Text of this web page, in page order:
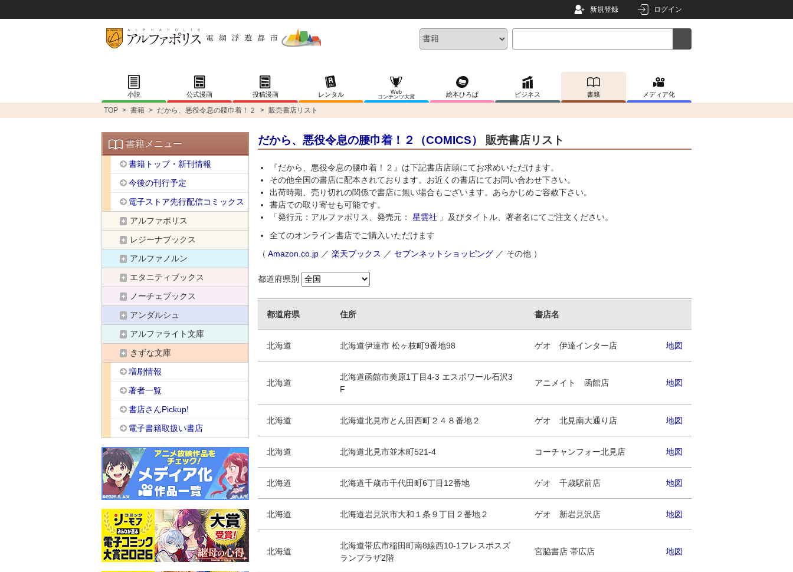
新規登録 ログイン
小説 公式漫画 投稿漫画 レンタル
Web
コンテンツ大賞
絵本ひろば ビジネス 書籍 メディア化
TOP > 書籍 > だから、悪役令息の腰巾着！２ > 販売書店リスト
だから、悪役令息の腰巾着！２（COMICS） 販売書店リスト
『だから、悪役令息の腰巾着！２』は下記書店店頭にてお求めいただけます。
その他全国の書店に配本されております。お近くの書店にてお問い合わせ下さい。
出荷時期、売り切れの関係で書店に無い場合もございます。あらかじめご容赦下さい。
書店での取り寄せも可能です。
「発行元：アルファポリス、発売元： 星雲社 」及びタイトル、著者名にてご注文ください。
全てのオンライン書店でご購入いただけます
（ Amazon.co.jp ／ 楽天ブックス ／ セブンネットショッピング ／ その他 ）
都道府県別
都道府県 住所 書店名
北海道 北海道伊達市 松ヶ枝町9番地98 ゲオ 伊達インター店 地図
北海道
北海道函館市美原1丁目4-3 エスポワール石沢3
F
アニメイト 函館店 地図
北海道 北海道北見市とん田西町２４８番地２ ゲオ 北見南大通り店 地図
北海道 北海道北見市並木町521-4 コーチャンフォー北見店 地図
北海道 北海道千歳市千代田町6丁目12番地 ゲオ 千歳駅前店 地図
北海道 北海道岩見沢市大和１条９丁目２番地２ ゲオ 新岩見沢店 地図
北海道
北海道帯広市稲田町南8線西10-1フレスポスズ
ランプラザ2階
宮脇書店 帯広店 地図
書籍メニュー
書籍トップ・新刊情報
今後の刊行予定
電子ストア先行配信コミックス
アルファポリス
レジーナブックス
アルファノルン
エタニティブックス
ノーチェブックス
アンダルシュ
アルファライト文庫
きずな文庫
増刷情報
著者一覧
書店さんPickup!
電子書籍取扱い書店